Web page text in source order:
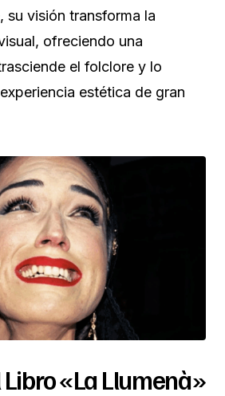
su visión transforma la
ofreciendo una
el folclore y lo
estética de gran
«La Llumenà»